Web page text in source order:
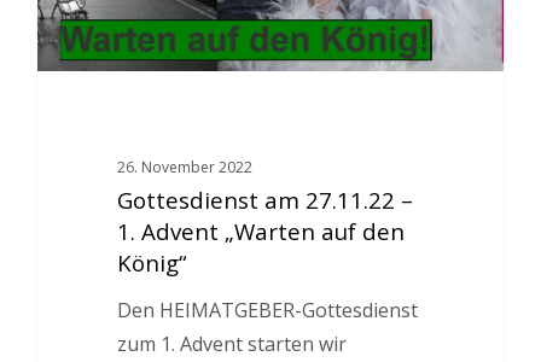
26. November 2022
Gottesdienst am 27.11.22 –
1. Advent „Warten auf den
König“
Den HEIMATGEBER-Gottesdienst
zum 1. Advent starten wir